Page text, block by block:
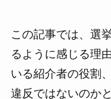
この記事では、選
るように感じる理
いる紹介者の役割
違反ではないのか